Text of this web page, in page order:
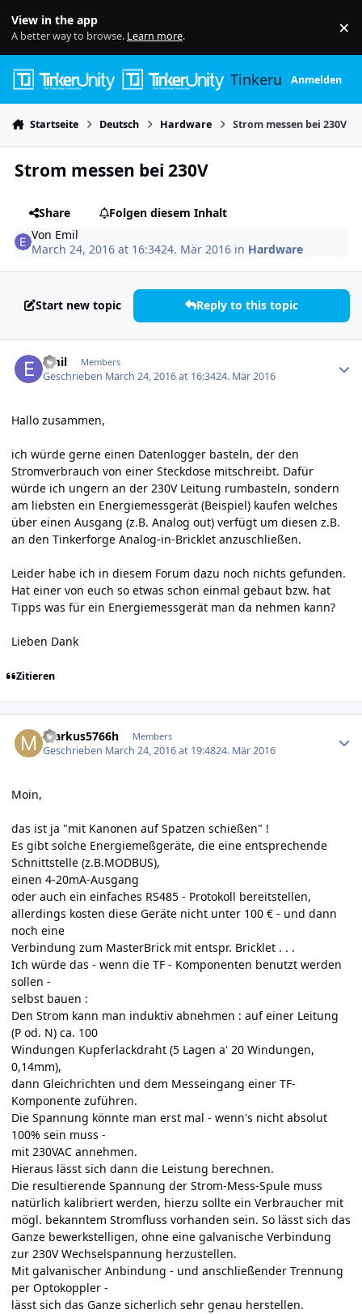
View in the app
A better way to browse. Learn more. ×
TinkerunityAnmelden
Startseite Deutsch Hardware Strom messen bei 230V
Strom messen bei 230V
Share
Folgen diesem Inhalt
Von Emil
March 24, 2016 at 16:3424. Mär 2016 in Hardware
Start new topic Reply to this topic
Emil Members
Geschrieben March 24, 2016 at 16:3424. Mär 2016
Hallo zusammen,
ich würde gerne einen Datenlogger basteln, der den
Stromverbrauch von einer Steckdose mitschreibt. Dafür
würde ich ungern an der 230V Leitung rumbasteln, sondern
am liebsten ein Energiemessgerät (Beispiel) kaufen welches
über einen Ausgang (z.B. Analog out) verfügt um diesen z.B.
an den Tinkerforge Analog-in-Bricklet anzuschließen.
Leider habe ich in diesem Forum dazu noch nichts gefunden.
Hat einer von euch so etwas schon einmal gebaut bzw. hat
Tipps was für ein Energiemessgerät man da nehmen kann?
Lieben Dank
Zitieren
markus5766h Members
Geschrieben March 24, 2016 at 19:4824. Mär 2016
Moin,
das ist ja "mit Kanonen auf Spatzen schießen" !
Es gibt solche Energiemeßgeräte, die eine entsprechende
Schnittstelle (z.B.MODBUS),
einen 4-20mA-Ausgang
oder auch ein einfaches RS485 - Protokoll bereitstellen,
allerdings kosten diese Geräte nicht unter 100 € - und dann
noch eine
Verbindung zum MasterBrick mit entspr. Bricklet . . .
Ich würde das - wenn die TF - Komponenten benutzt werden
sollen -
selbst bauen :
Den Strom kann man induktiv abnehmen : auf einer Leitung
(P od. N) ca. 100
Windungen Kupferlackdraht (5 Lagen a' 20 Windungen,
0,14mm),
dann Gleichrichten und dem Messeingang einer TF-
Komponente zuführen.
Die Spannung könnte man erst mal - wenn's nicht absolut
100% sein muss -
mit 230VAC annehmen.
Hieraus lässt sich dann die Leistung berechnen.
Die resultierende Spannung der Strom-Mess-Spule muss
natürlich kalibriert werden, hierzu sollte ein Verbraucher mit
mögl. bekanntem Stromfluss vorhanden sein. So lässt sich das
Ganze bewerkstelligen, ohne eine galvanische Verbindung
zur 230V Wechselspannung herzustellen.
Mit galvanischer Anbindung - und anschließender Trennung
per Optokoppler -
lässt sich das Ganze sicherlich sehr genau herstellen.